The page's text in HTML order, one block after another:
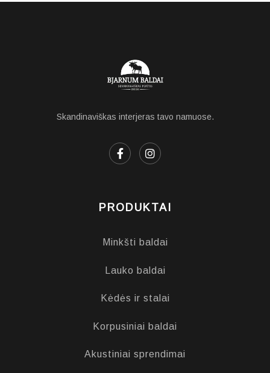
Skandinaviškas interjeras tavo namuose.
PRODUKTAI
Minkšti baldai
Lauko baldai
Kėdės ir stalai
Korpusiniai baldai
Akustiniai sprendimai